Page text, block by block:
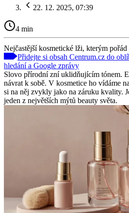
22. 12. 2025, 07:39
4 min
Nejčastější kosmetické lži, kterým
Přidejte si obsah Centrum.cz do
hledání a Google zprávy
Slovo přírodní zní uklidňujícím tónem.
návrat k sobě. V kosmetice ho vídáme
si na něj zvykly jako na záruku kvality.
jeden z největších mýtů beauty světa.